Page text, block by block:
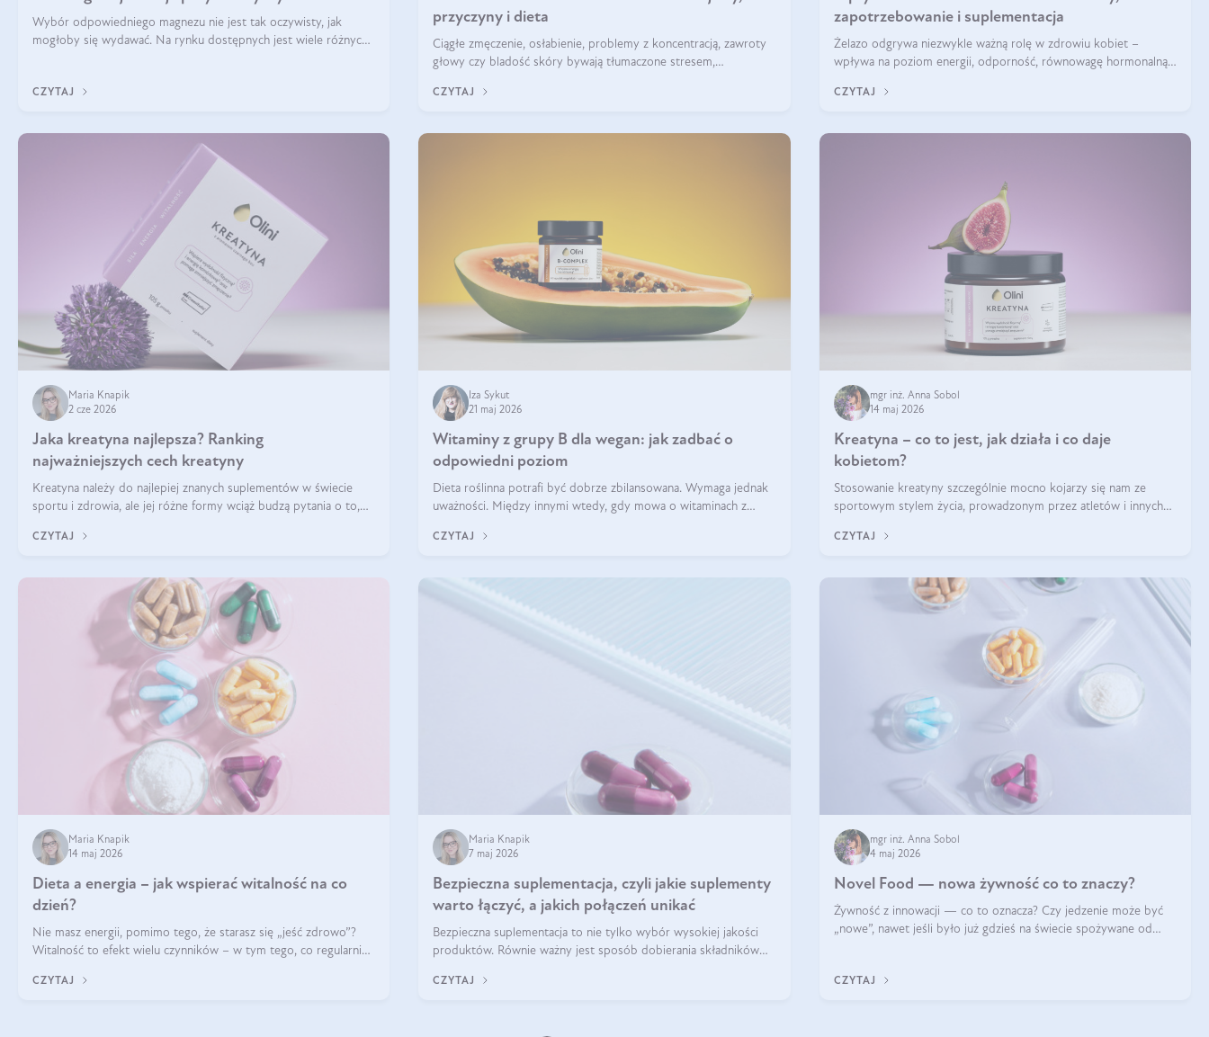
Wybór odpowiedniego magnezu nie jest tak oczywisty, jak
mogłoby się wydawać. Na rynku dostępnych jest wiele różnych
CZYTAJ
przyczyny i dieta
Ciągłe zmęczenie, osłabienie, problemy z koncentracją, zawroty
głowy czy bladość skóry bywają tłumaczone stresem,
może być niedokrwistość z niedoboru żelaza.
CZYTAJ
zapotrzebowanie i suplementacja
Żelazo odgrywa niezwykle ważną rolę w zdrowiu kobiet –
wpływa na poziom energii, odporność, równowagę hormonalną i
niedobór może prowadzić m.in. do zmęczenia, bólów i zawrotów
CZYTAJ
Maria Knapik
2 cze 2026
Jaka kreatyna najlepsza? Ranking
najważniejszych cech kreatyny
Kreatyna należy do najlepiej znanych suplementów w świecie
sportu i zdrowia, ale jej różne formy wciąż budzą pytania o to,
przyglądamy się temu, jaka forma kreatyny jest najlepsza.
CZYTAJ
Iza Sykut
21 maj 2026
Witaminy z grupy B dla wegan: jak zadbać o
odpowiedni poziom
Dieta roślinna potrafi być dobrze zbilansowana. Wymaga jednak
uważności. Między innymi wtedy, gdy mowa o witaminach z
naczyń połączonych.
CZYTAJ
mgr inż. Anna Sobol
14 maj 2026
Kreatyna – co to jest, jak działa i co daje
kobietom?
Stosowanie kreatyny szczególnie mocno kojarzy się nam ze
sportowym stylem życia, prowadzonym przez atletów i innych
ten naturalny metabolit aminokwasów poprawia wydolność i
CZYTAJ
Maria Knapik
14 maj 2026
Dieta a energia – jak wspierać witalność na co
dzień?
Nie masz energii, pomimo tego, że starasz się „jeść zdrowo”?
Witalność to efekt wielu czynników – w tym tego, co regularnie
się w zależności od osoby
CZYTAJ
Maria Knapik
7 maj 2026
Bezpieczna suplementacja, czyli jakie suplementy
warto łączyć, a jakich połączeń unikać
Bezpieczna suplementacja to nie tylko wybór wysokiej jakości
produktów. Równie ważny jest sposób dobierania składników
łączyć suplementy diety? Poznaj nasze wskazówki.
CZYTAJ
mgr inż. Anna Sobol
4 maj 2026
Novel Food — nowa żywność co to znaczy?
Żywność z innowacji — co to oznacza? Czy jedzenie może być
„nowe”, nawet jeśli było już gdzieś na świecie spożywane od
poznasz definicję n
CZYTAJ